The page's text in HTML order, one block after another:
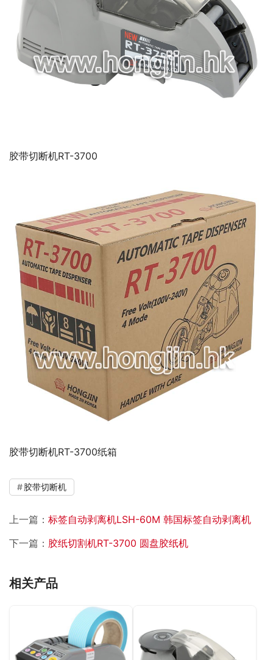
胶带切断机RT-3700
胶带切断机RT-3700纸箱
胶带切断机
上一篇： 标签自动剥离机LSH-60M 韩国标签自动剥离机
下一篇： 胶纸切割机RT-3700 圆盘胶纸机
相关产品